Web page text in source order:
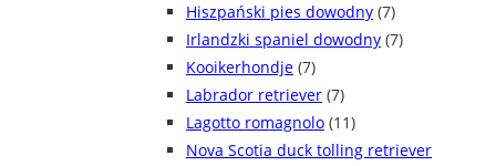
Hiszpański pies dowodny (7)
Irlandzki spaniel dowodny (7)
Kooikerhondje (7)
Labrador retriever (7)
Lagotto romagnolo (11)
Nova Scotia duck tolling retriever